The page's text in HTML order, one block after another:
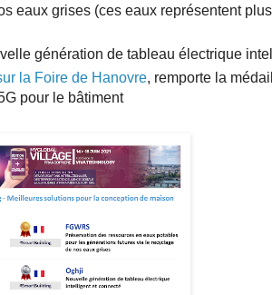
eaux grises (ces eaux représentent
génération de tableau électrique
la Foire de Hanovre, remporte la
pour le bâtiment